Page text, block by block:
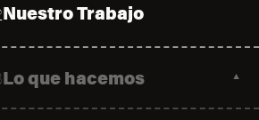
Nuestro Trabajo
Lo que hacemos ▼